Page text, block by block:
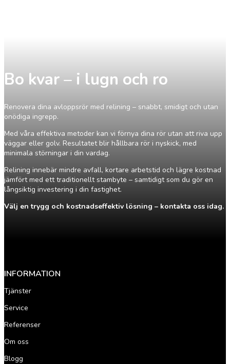
Bo kvar – i lugn och ro
Renovera dina avloppsrör med relining – snabbt, smidigt och utan
onödiga ingrepp.
Med våra effektiva metoder kan vi förnya dina rör utan att riva upp
väggar eller golv. Resultatet blir hållbara rör i nyskick, med
minimala störningar i din vardag.
Relining innebär mindre avfall, kortare arbetstid och lägre kostnad
jämfört med ett traditionellt stambyte – samtidigt som du gör en
långsiktig investering i din fastighet.
Välj en trygg och kostnadseffektiv lösning – kontakta oss idag.
INFORMATION
Tjänster
Service
Referenser
Om oss
Blogg